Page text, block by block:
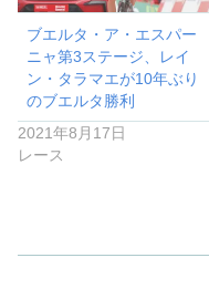
ブエルタ・ア・エスパー
ニャ第3ステージ、レイ
ン・タラマエが10年ぶり
のブエルタ勝利
2021年8月17日
レース